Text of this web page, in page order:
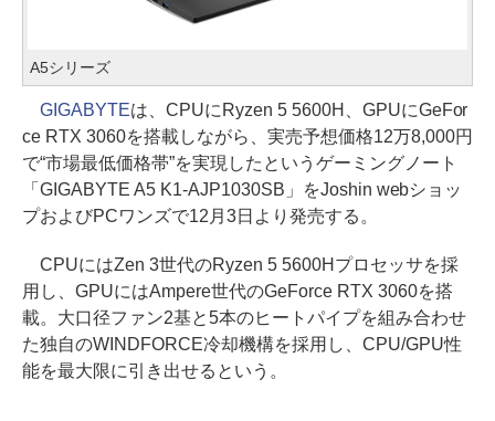
A5シリーズ
GIGABYTEは、CPUにRyzen 5 5600H、GPUにGeFor
ce RTX 3060を搭載しながら、実売予想価格12万8,000円
で“市場最低価格帯”を実現したというゲーミングノート
「GIGABYTE A5 K1-AJP1030SB」をJoshin webショッ
プおよびPCワンズで12月3日より発売する。
CPUにはZen 3世代のRyzen 5 5600Hプロセッサを採
用し、GPUにはAmpere世代のGeForce RTX 3060を搭
載。大口径ファン2基と5本のヒートパイプを組み合わせ
た独自のWINDFORCE冷却機構を採用し、CPU/GPU性
能を最大限に引き出せるという。